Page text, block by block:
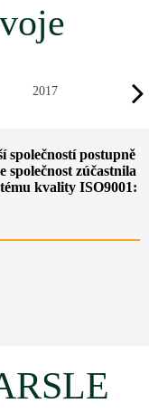
2017
společností postupně
společnost zúčastnila
kvality ISO9001: